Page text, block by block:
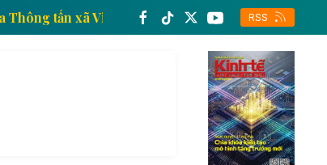
tế của Thông tấn xã Việt Nam Trang
RSS